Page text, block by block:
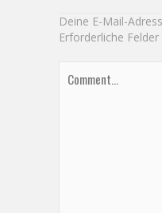
Deine E-Mail-
Erforderliche